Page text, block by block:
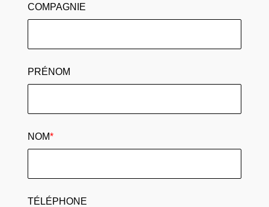
COMPAGNIE
PRÉNOM
NOM*
TÉLÉPHONE